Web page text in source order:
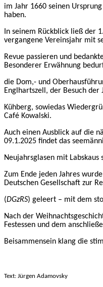
im Jahr 1660 seinen
haben.
In seinem Rückblick ließ der
vergangene Vereinsjahr mit
Revue passieren und
Besonderer Erwähnung
die Dom,- und
Englhartszell, der Besuch der
Kühberg, sowiedas
Café Kowalski.
Auch einen Ausblick auf die
09.1.2025 findet das
Neujahrsglasen mit Labskaus
Zum Ende jeden Jahres
Deutschen Gesellschaft zur
(DGzRS) geleert – mit dem
Nach der
Festessen und dem
Beisammensein klang die
Text: Jürgen Adamovsky